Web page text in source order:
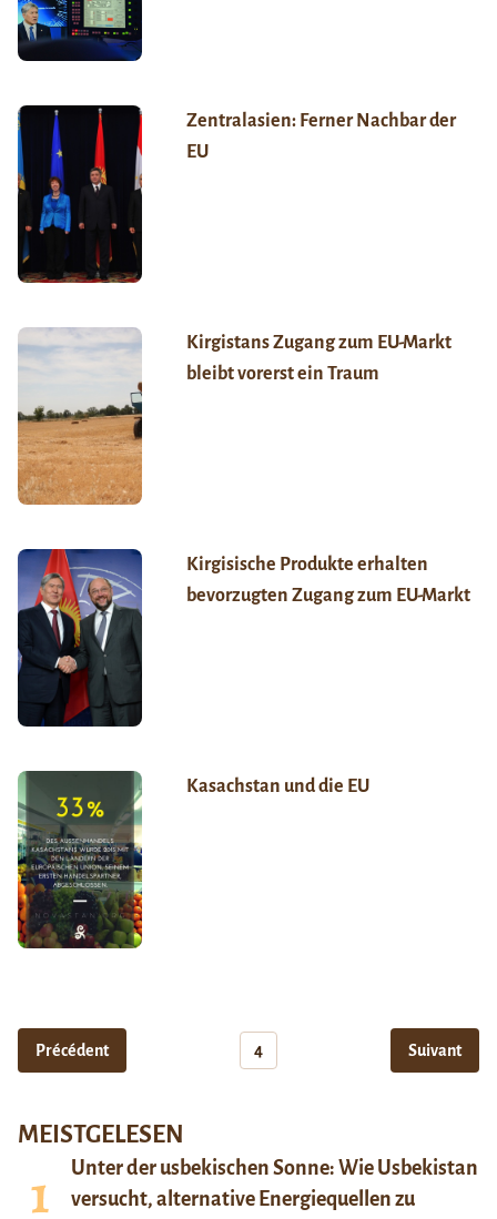
Zentralasien: Ferner Nachbar der
EU
Kirgistans Zugang zum EU-Markt
bleibt vorerst ein Traum
Kirgisische Produkte erhalten
bevorzugten Zugang zum EU-Markt
Kasachstan und die EU
Précédent 4 Suivant
MEISTGELESEN
Unter der usbekischen Sonne: Wie Usbekistan
versucht, alternative Energiequellen zu